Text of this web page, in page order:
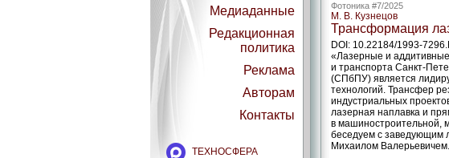
Медиаданные
Редакционная
политика
Реклама
Авторам
Контакты
ТЕХНОСФЕРА
Фотоника #7/2025
М. В. Кузнецов
Трансформация
DOI: 10.22184/1993-
«Лазерные и
и транспорта Санкт-­
(СПбПУ) является
технологий. Трансфер
индустриальных
лазерная наплавка и
в машиностроительной,
беседуем с заведующим
Михаилом Валерьевичем.